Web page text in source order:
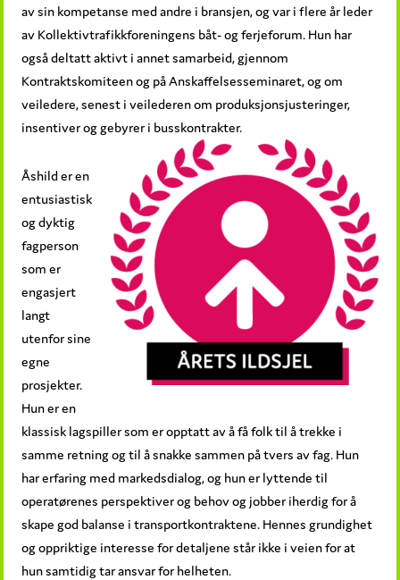
av sin kompetanse med andre i bransjen, og var i flere år leder
av Kollektivtrafikkforeningens båt- og ferjeforum. Hun har
også deltatt aktivt i annet samarbeid, gjennom
Kontraktskomiteen og på Anskaffelsesseminaret, og om
veiledere, senest i veilederen om produksjonsjusteringer,
insentiver og gebyrer i busskontrakter.
Åshild er en
entusiastisk
og dyktig
fagperson
som er
engasjert
langt
utenfor sine
egne
prosjekter.
Hun er en
klassisk lagspiller som er opptatt av å få folk til å trekke i
samme retning og til å snakke sammen på tvers av fag. Hun
har erfaring med markedsdialog, og hun er lyttende til
operatørenes perspektiver og behov og jobber iherdig for å
skape god balanse i transportkontraktene. Hennes grundighet
og oppriktige interesse for detaljene står ikke i veien for at
hun samtidig tar ansvar for helheten.